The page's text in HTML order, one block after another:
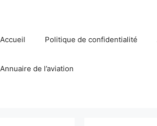
Accueil Politique de confidentialité
Annuaire de l’aviation